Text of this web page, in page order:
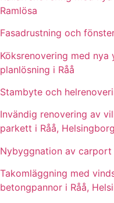
Ramlösa
Fasadrustning och
Köksrenovering med
planlösning i Råå
Stambyte och
Invändig renovering av
parkett i Råå, Helsingborg
Nybyggnation av carport
Takomläggning med
betongpannor i Råå,